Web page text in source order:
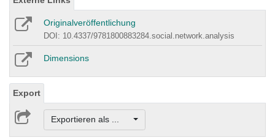
Originalveröffentlichung
DOI: 10.4337/9781800883284.social.network.analysis
Dimensions
Export
Exportieren als ...